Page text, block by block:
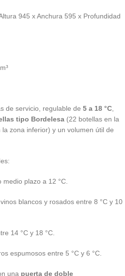
945 x Anchura 595 x Profundidad
de servicio, regulable de 5 a 18 °C
tipo Bordelesa (22 botellas en la
zona inferior) y un volumen útil de
plazo a 12 °C.
blancos y rosados entre 8 °C y 10
14 °C y 18 °C.
espumosos entre 5 °C y 6 °C.
una puerta de doble